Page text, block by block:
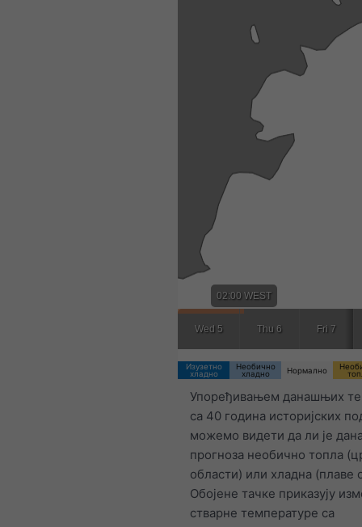
02:00 WEST
Wed 5 Thu 6 Fri 7
Изузетно
хладно
Необично
хладно
Нормално
Упоређивањем данашњих
са 40 година историјских
можемо видети да ли је
прогноза необично топла
области) или хладна (плаве
Обојене тачке приказују
стварне температуре са